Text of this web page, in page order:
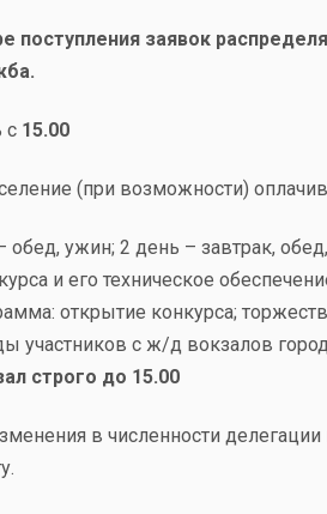
поступления заявок
с 15.00
(при возможности)
обед, ужин; 2 день – завтрак,
и его техническое
открытие конкурса;
участников с ж/д вокзалов
строго до 15.00
в численности